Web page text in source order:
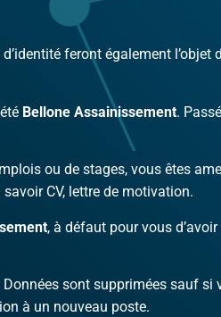
feront également l’objet
Bellone Assainissement.
ou de stages, vous êtes
CV, lettre de motivation.
, à défaut pour vous
sont supprimées sauf si
à un nouveau poste.